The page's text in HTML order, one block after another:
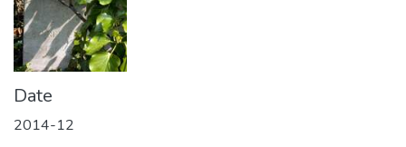
Date
2014-12